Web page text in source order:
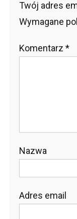
Twój adres
Wymagane
Komentarz *
Nazwa
Adres email